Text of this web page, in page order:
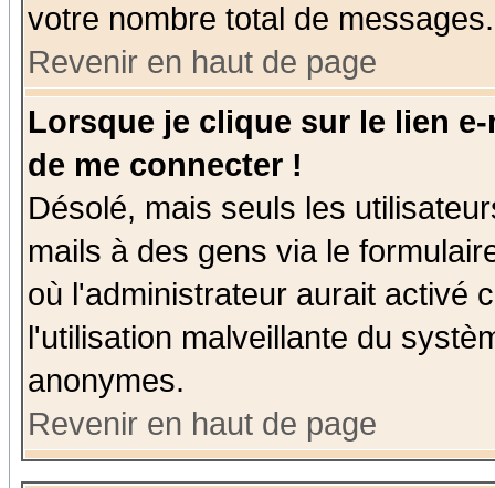
votre nombre total de messages.
Revenir en haut de page
Lorsque je clique sur le lien
de me connecter !
Désolé, mais seuls les
mails à des gens via le
où l'administrateur aurait activé
l'utilisation malveillante du
anonymes.
Revenir en haut de page